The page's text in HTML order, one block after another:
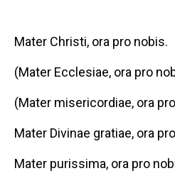
Mater Christi, ora pro nobis.
(Mater Ecclesiae, ora pro
(Mater misericordiae, ora
Mater Divinae gratiae, ora
Mater purissima, ora pro